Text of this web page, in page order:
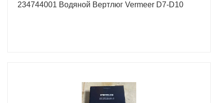
234744001 Водяной Вертлюг Vermeer D7-D10